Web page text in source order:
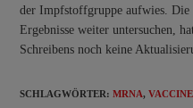
der Impfstoffgruppe aufwies.
Ergebnisse weiter untersuchen,
Schreibens noch keine
SCHLAGWÖRTER:MRNA, VACCINE